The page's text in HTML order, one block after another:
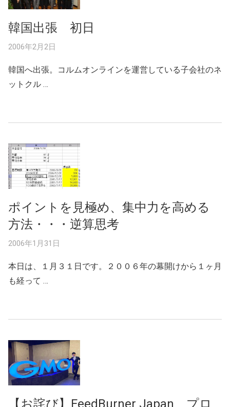
韓国出張 初日
2006年2月2日
韓国へ出張。コルムオンラインを運営している子会社のネ
ットクル …
ポイントを見極め、集中力を高める
方法・・・逆算思考
2006年1月31日
本日は、１月３１日です。２００６年の幕開けから１ヶ月
も経って …
【お詫び】FeedBurner Japan プロ